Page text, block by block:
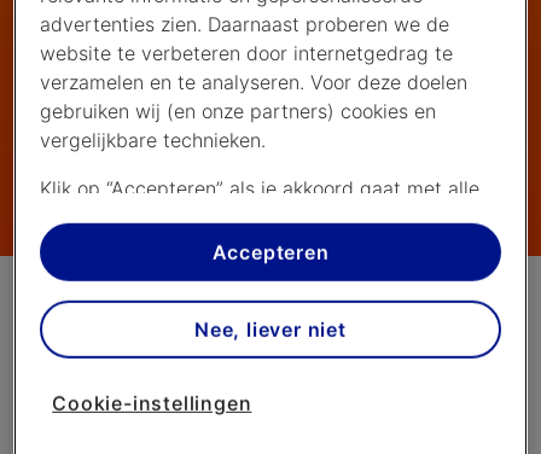
advertenties zien. Daarnaast proberen we de
website te verbeteren door internetgedrag te
verzamelen en te analyseren. Voor deze doelen
gebruiken wij (en onze partners) cookies en
vergelijkbare technieken.
Klik op “Accepteren” als je akkoord gaat met alle
cookies. Kies je voor “Nee, liever niet”, dan
plaatsen we alleen strikt noodzakelijke cookies om
de website goed te laten werken. Dat betekent
dat we geen vormen van personalisatie
toepassen.
cookies worden geplaatst. Je kan je keuze altijd
Accepteren
Nee, liever niet
Cookie-instellingen